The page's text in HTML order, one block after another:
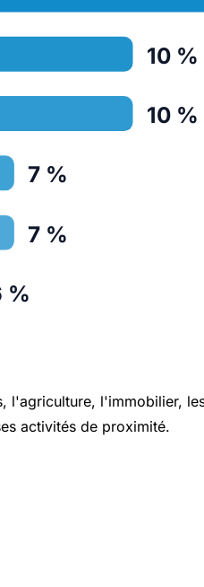
10 %
10 %
7 %
7 %
%
l'agriculture, l'immobilier,
activités de proximité.